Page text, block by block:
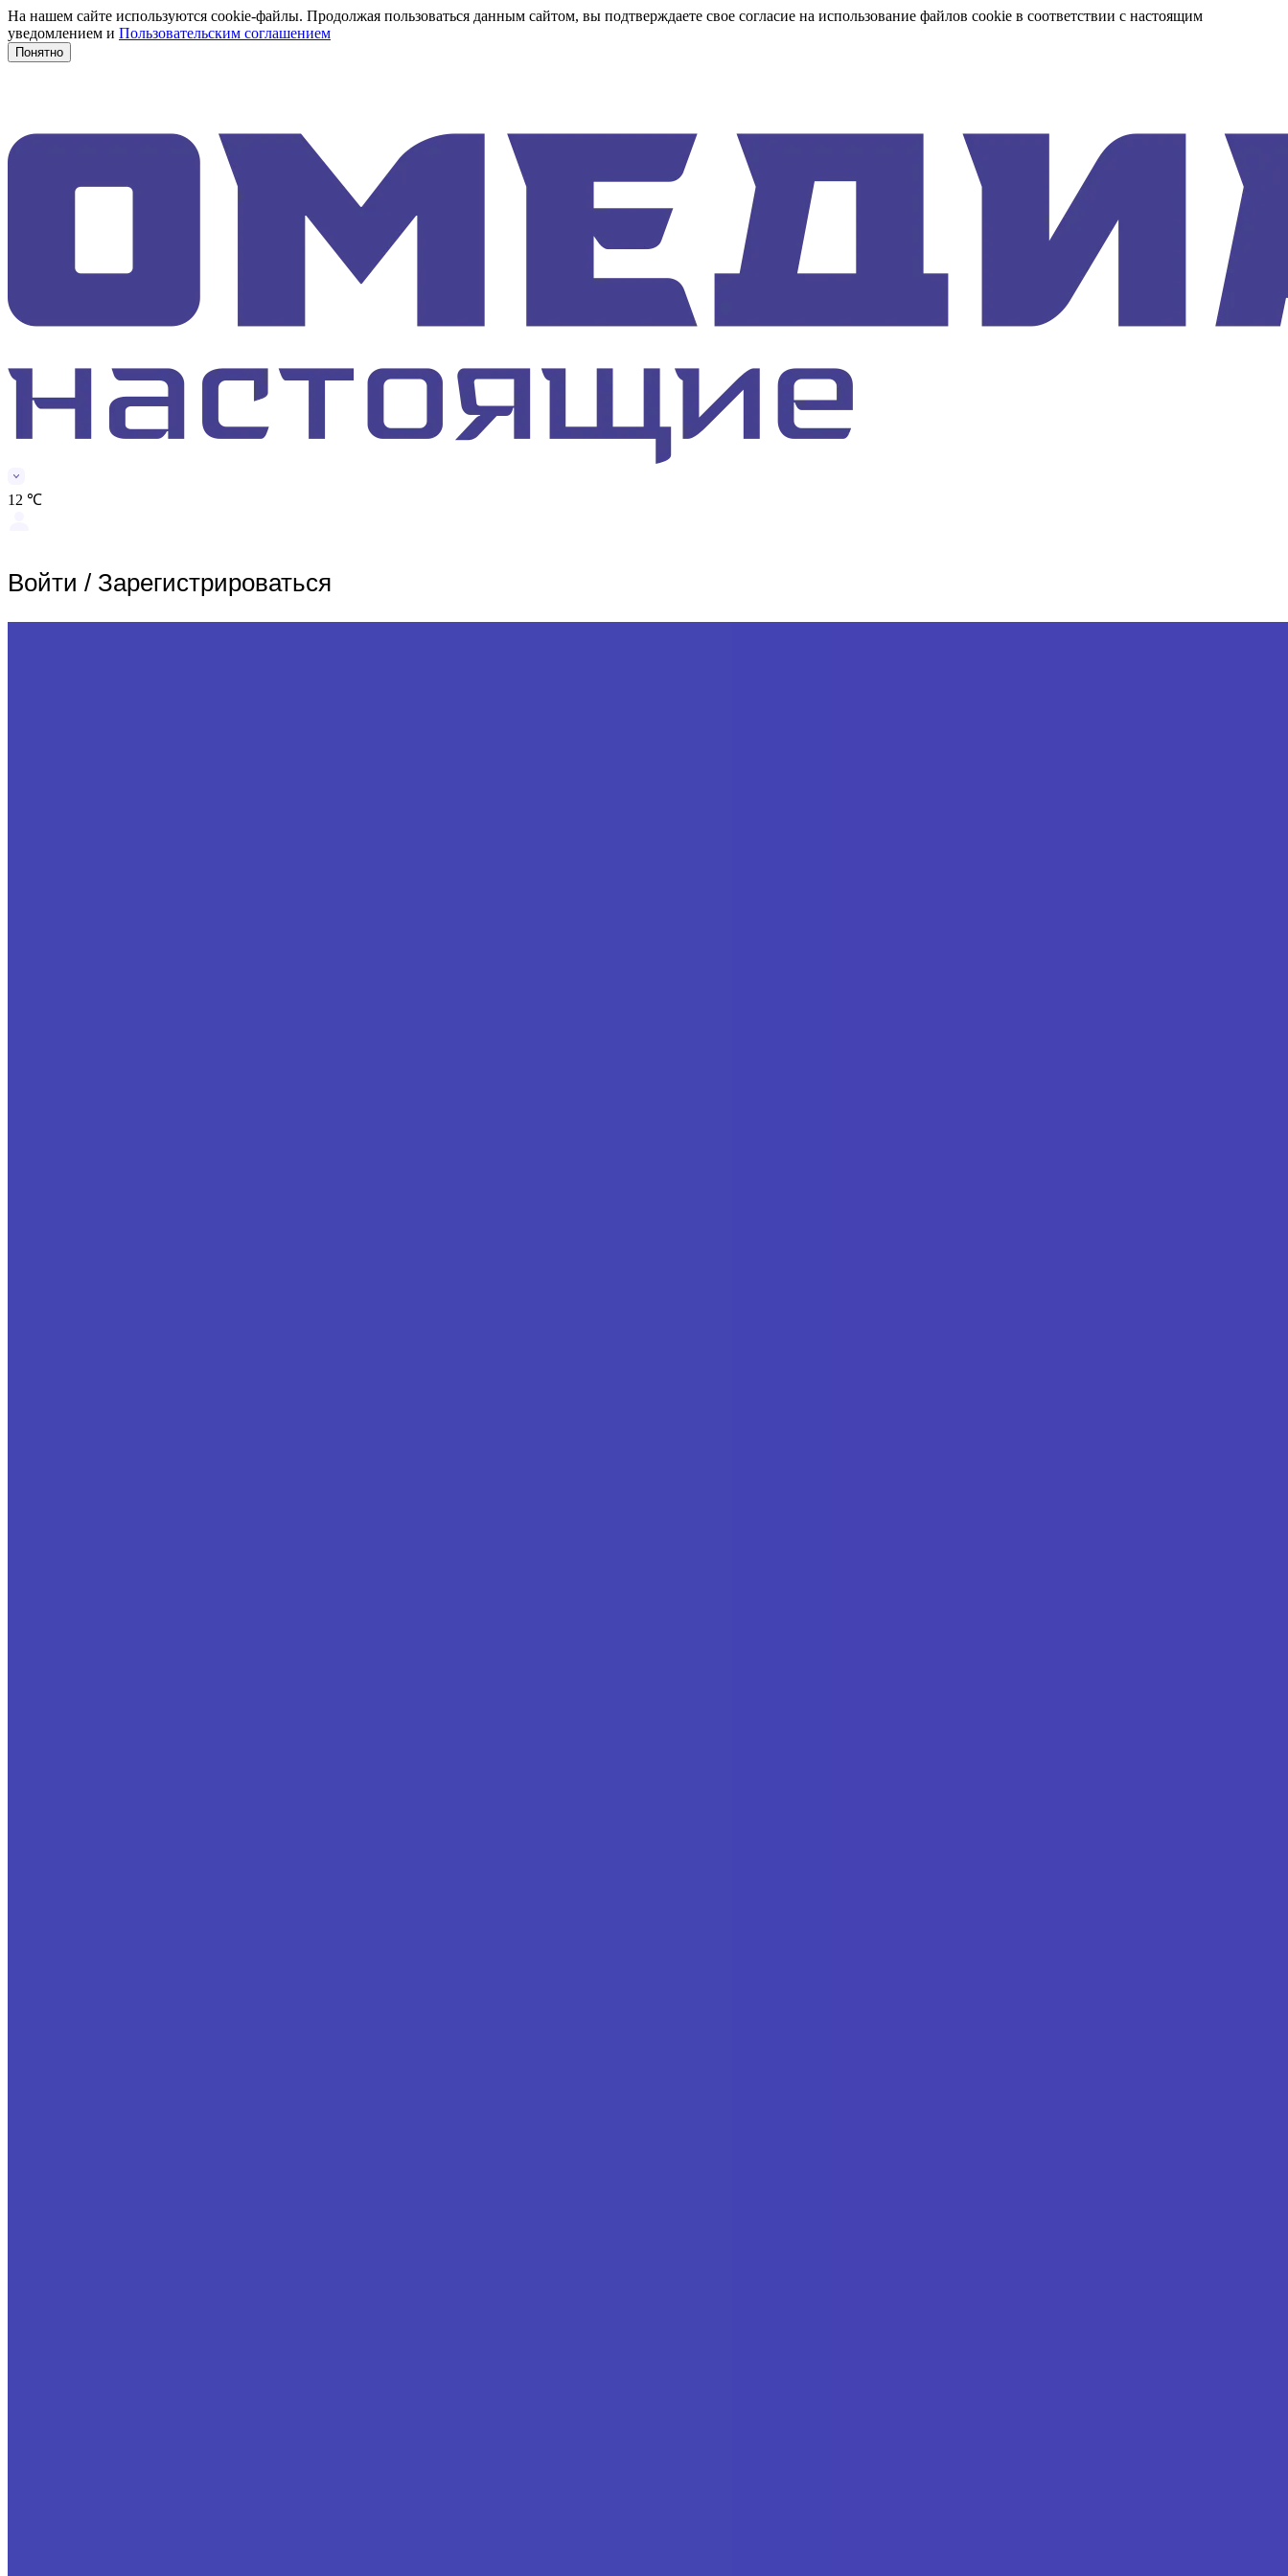
На нашем сайте используются cookie-файлы. Продолжая пользоваться данным сайтом, вы подтверждаете свое согласие на использование файлов cookie в соответствии с настоящим
уведомлением и Пользовательским соглашением
Понятно
12 ℃
Войти / Зарегистрироваться